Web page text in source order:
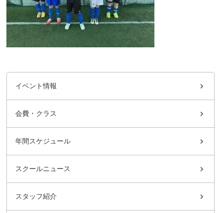
イベント情報
会費・クラス
年間スケジュール
スクールニュース
スタッフ紹介